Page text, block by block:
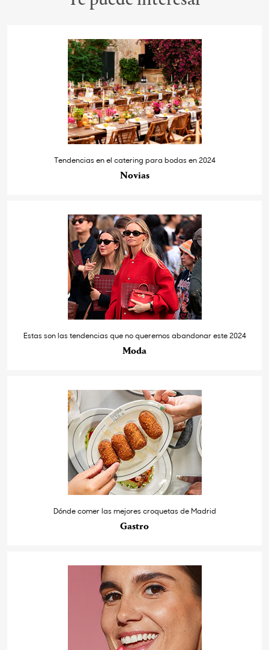
Tendencias en el catering para bodas en 2024
Novias
Estas son las tendencias que no queremos abandonar este 2024
Moda
Dónde comer las mejores croquetas de Madrid
Gastro